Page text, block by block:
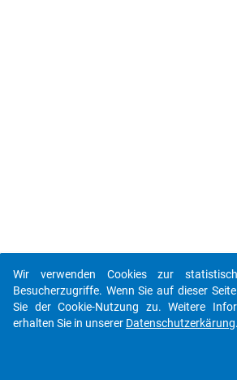
Wir verwenden Cookies zur
Besucherzugriffe. Wenn Sie auf dieser
Sie der Cookie-Nutzung zu. Weitere
erhalten Sie in unserer Datenschutzerkärung.